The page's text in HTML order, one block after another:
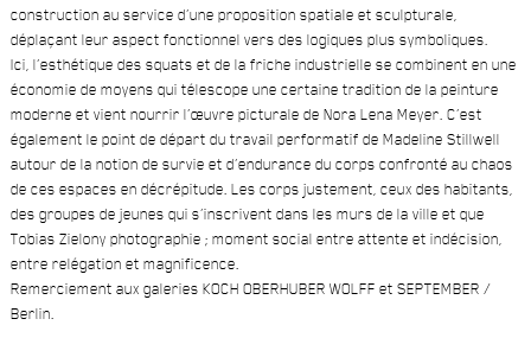
construction au service d’une proposition spatiale et sculpturale,
déplaçant leur aspect fonctionnel vers des logiques plus symboliques.
Ici, l’esthétique des squats et de la friche industrielle se combinent en une
économie de moyens qui télescope une certaine tradition de la peinture
moderne et vient nourrir l’œuvre picturale de Nora Lena Meyer. C’est
également le point de départ du travail performatif de Madeline Stillwell
autour de la notion de survie et d’endurance du corps confronté au chaos
de ces espaces en décrépitude. Les corps justement, ceux des habitants,
des groupes de jeunes qui s’inscrivent dans les murs de la ville et que
Tobias Zielony photographie ; moment social entre attente et indécision,
entre relégation et magnificence.
Remerciement aux galeries KOCH OBERHUBER WOLFF et SEPTEMBER /
Berlin.